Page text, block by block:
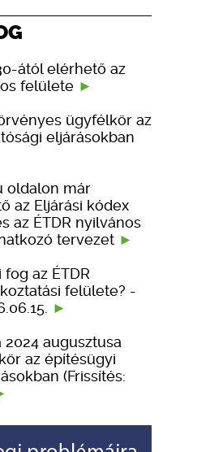
ától elérhető az
felülete
ügyfélkör az
eljárásokban
oldalon már
az Eljárási kódex
az ÉTDR nyilvános
tervezet
az ÉTDR
felülete? -
2024 augusztusa
az építésügyi
(Frissítés: